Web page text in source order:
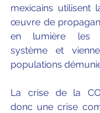
mexicains utilisent
œuvre de
en lumière les
système et
populations
La crise de la
donc une crise